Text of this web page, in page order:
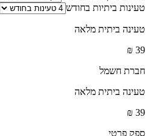
טעינות ביתיות בחודש
טעינה ביתית מלאה
39
₪
חברת חשמל
טעינה ביתית מלאה
39
₪
ספק פרטי